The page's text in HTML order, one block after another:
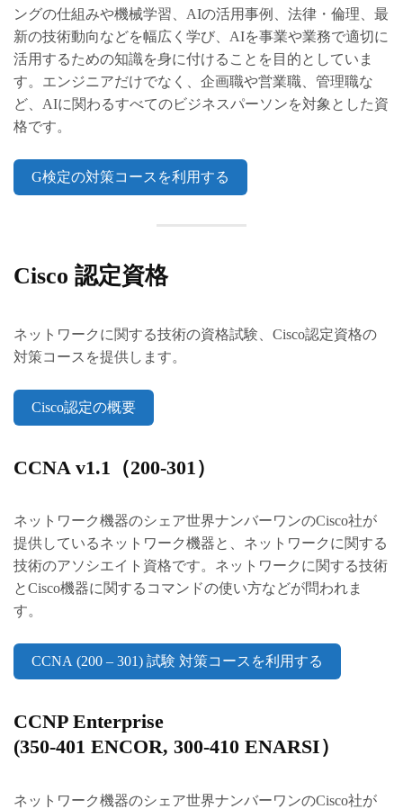
ングの仕組みや機械学習、AIの活用事例、法律・倫理、最
新の技術動向などを幅広く学び、AIを事業や業務で適切に
活用するための知識を身に付けることを目的としていま
す。エンジニアだけでなく、企画職や営業職、管理職な
ど、AIに関わるすべてのビジネスパーソンを対象とした資
格です。
G検定の対策コースを利用する
Cisco 認定資格
ネットワークに関する技術の資格試験、Cisco認定資格の
対策コースを提供します。
Cisco認定の概要
CCNA v1.1（200-301）
ネットワーク機器のシェア世界ナンバーワンのCisco社が
提供しているネットワーク機器と、ネットワークに関する
技術のアソシエイト資格です。ネットワークに関する技術
とCisco機器に関するコマンドの使い方などが問われま
す。
CCNA (200 – 301) 試験 対策コースを利用する
CCNP Enterprise
(350-401 ENCOR, 300-410 ENARSI）
ネットワーク機器のシェア世界ナンバーワンのCisco社が